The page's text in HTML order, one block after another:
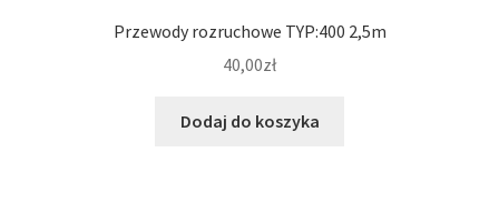
Przewody rozruchowe TYP:400 2,5m
40,00zł
Dodaj do koszyka